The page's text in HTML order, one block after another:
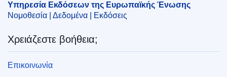
Υπηρεσία Εκδόσεων της Ευρωπαϊκής Ένωσης
Νομοθεσία | Δεδομένα | Εκδόσεις
Χρειάζεστε βοήθεια;
Επικοινωνία